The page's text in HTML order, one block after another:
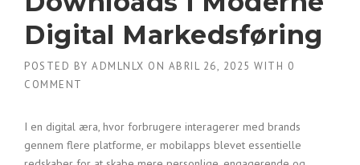
Digital Markedsføring
POSTED BY ADMLNLX ON ABRIL 26, 2025 WITH 0
COMMENT
I en digital æra, hvor forbrugere interagerer med brands
gennem flere platforme, er mobilapps blevet essentielle